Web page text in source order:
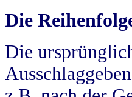
Die
Die